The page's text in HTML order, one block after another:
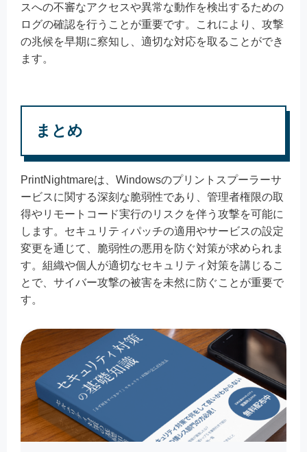
スへの不審なアクセスや異常な動作を検出するための
ログの確認を行うことが重要です。これにより、攻撃
の兆候を早期に察知し、適切な対応を取ることができ
ます。
まとめ
PrintNightmareは、Windowsのプリントスプーラーサ
ービスに関する深刻な脆弱性であり、管理者権限の取
得やリモートコード実行のリスクを伴う攻撃を可能に
します。セキュリティパッチの適用やサービスの設定
変更を通じて、脆弱性の悪用を防ぐ対策が求められま
す。組織や個人が適切なセキュリティ対策を講じるこ
とで、サイバー攻撃の被害を未然に防ぐことが重要で
す。